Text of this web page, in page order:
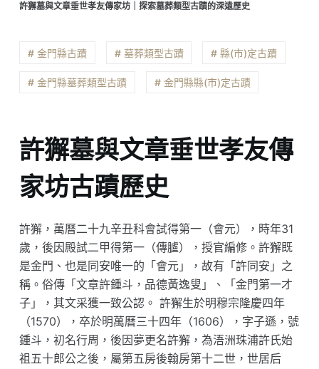
許獬墓與文章垂世孝友傳家坊｜探索墓葬類型古蹟的深遠歷史
# 金門縣古蹟 # 墓葬類型古蹟 # 縣(市)定古蹟
# 金門縣墓葬類型古蹟 # 金門縣縣(市)定古蹟
許獬墓與文章垂世孝友傳
家坊古蹟歷史
許獬，萬曆二十九辛丑科會試得第一（會元），時年31
歲，後因殿試二甲得第一（傳臚），授官編修。許獬既
是金門、也是同安唯一的「會元」，故有「許同安」之
稱。俗傳「文章許鍾斗，品德黃逸叟」、「金門第一才
子」，其文采獲一致公認。 許獬生於明穆宗隆慶四年
（1570），卒於明萬曆三十四年（1606），字子遜，號
鍾斗，初名行周，後因夢更名許獬，為浯洲珠浦許氏始
祖五十郎公之後，屬第五房後翰房第十二世，世居后